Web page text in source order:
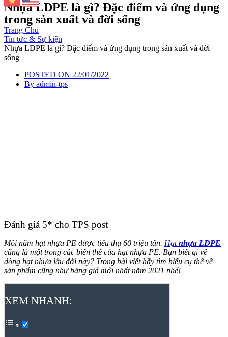
Nhựa LDPE là gì? Đặc điểm và ứng dụng
trong sản xuất và đời sống
Trang Chủ
Tin tức & Sự kiện
Nhựa LDPE là gì? Đặc điểm và ứng dụng trong sản xuất và đời
sống
POSTED ON 22/01/2022
By admin-tps
Đánh giá 5* cho TPS post
Mỗi năm hạt nhựa PE được tiêu thụ 60 triệu tấn. Hạtnhựa LDPE
cũng là một trong các biến thể của hạt nhựa PE. Bạn biết gì về
dòng hạt nhựa lâu đời này? Trong bài viết hãy tìm hiểu cụ thể về
sản phẩm cũng như bảng giá mới nhất năm 2021 nhé!
XEM NHANH: